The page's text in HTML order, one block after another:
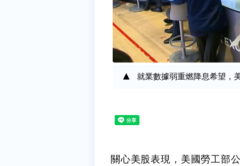
就業數據弱重燃降息希望，
關心美股表現，美國勞工部